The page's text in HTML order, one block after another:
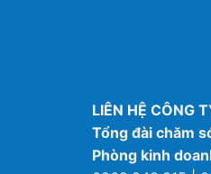
LIÊN HỆ CÔNG
Tổng đài chăm
Phòng kinh